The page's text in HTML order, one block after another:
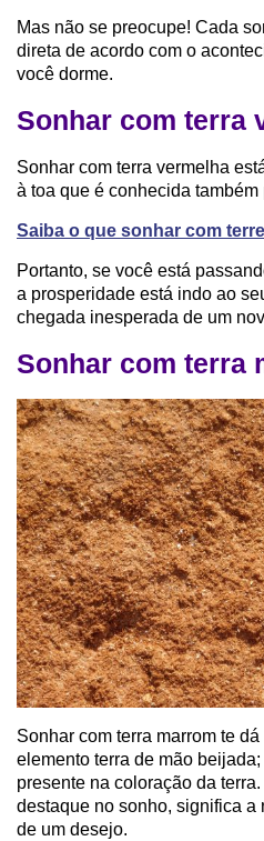
Mas não se preocupe! Cada
direta de acordo com o
você dorme.
Sonhar com terra
Sonhar com terra vermelha
à toa que é conhecida também
Saiba o que sonhar com
Portanto, se você está
a prosperidade está indo ao
chegada inesperada de um
Sonhar com terra
Sonhar com terra marrom te
elemento terra de mão
presente na coloração da
destaque no sonho, significa
de um desejo.